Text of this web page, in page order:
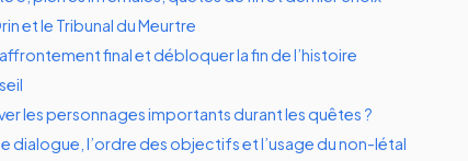
et le Tribunal du Meurtre
final et débloquer la fin de l’histoire
les personnages importants durant les quêtes ?
dialogue, l’ordre des objectifs et l’usage du non-létal